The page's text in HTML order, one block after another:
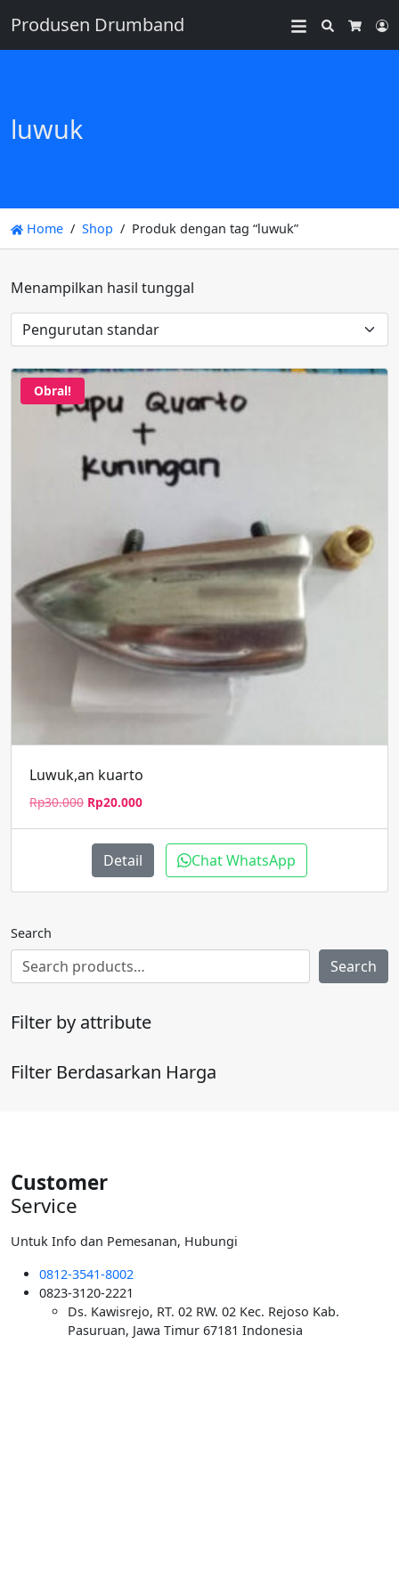
Produsen Drumband
Search
luwuk
Home Shop Produk dengan tag “luwuk”
Menampilkan hasil tunggal
Obral!
Luwuk,an kuarto
Rp30.000 Harga
Rp30.000.
Rp20.000Harga
adalah:
Rp20.000.
Detail Chat WhatsApp
Search
Search
Filter by attribute
Filter Berdasarkan Harga
Customer
Service
Untuk Info dan Pemesanan, Hubungi
0812-3541-8002
0823-3120-2221
Ds. Kawisrejo, RT. 02 RW. 02 Kec. Rejoso Kab.
Pasuruan, Jawa Timur 67181 Indonesia